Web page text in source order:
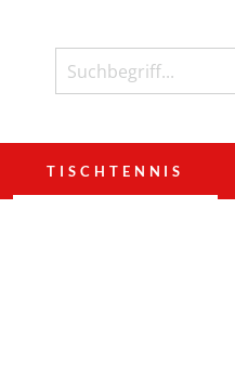
TISCHTENNIS